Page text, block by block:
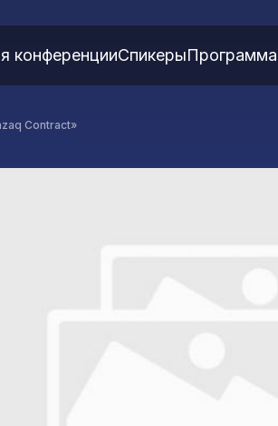
конференцииСпикерыПрограмма
Contract»